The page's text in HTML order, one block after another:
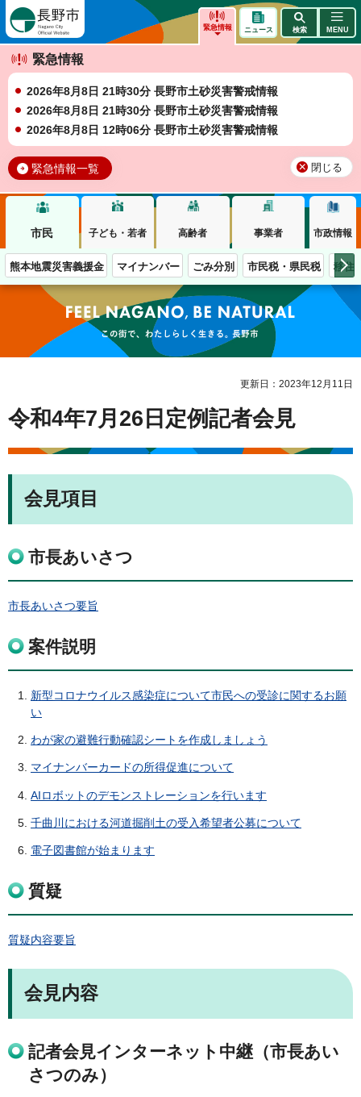
緊急情報
緊急情報
2026年8月8日 21時30分 長野市土砂災害警戒情報
2026年8月8日 21時30分 長野市土砂災害警戒情報
2026年8月8日 12時06分 長野市土砂災害警戒情報
緊急情報一覧 閉じる
ニュース 検索 MENU
市民 子ども・若者 高齢者 事業者 市政情報
熊本地震災害義援金 マイナンバー ごみ分別 市民税・県民税 移住
この街で、わたしらしく生きる。長野市
更新日：2023年12月11日
令和4年7月26日定例記者会見
会見項目
市長あいさつ
市長あいさつ要旨
案件説明
新型コロナウイルス感染症について市民への受診に関するお願
い
わが家の避難行動確認シートを作成しましょう
マイナンバーカードの所得促進について
AIロボットのデモンストレーションを行います
千曲川における河道掘削土の受入希望者公募について
電子図書館が始まります
質疑
質疑内容要旨
会見内容
記者会見インターネット中継（市長あい
さつのみ）